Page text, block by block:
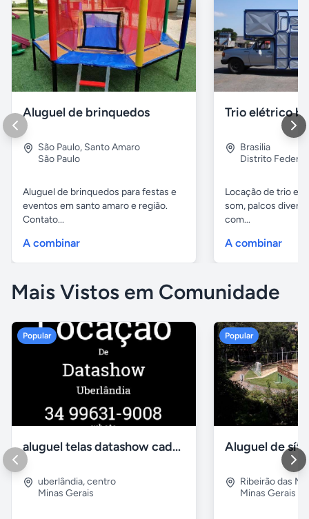
Aluguel de brinquedos
São Paulo, Santo Amaro
São Paulo
Aluguel de brinquedos para festas e
eventos em santo amaro e região.
Contato...
A combinar
Trio elétrico
Brasilia
Distrito Federal
Locação de trio
som, palcos
com...
A combinar
Mais Vistos em Comunidade
Popular
aluguel telas datashow cadeiras uberlândia
uberlândia,centro
Minas Gerais
Popular
Ribeirão das
Minas Gerais